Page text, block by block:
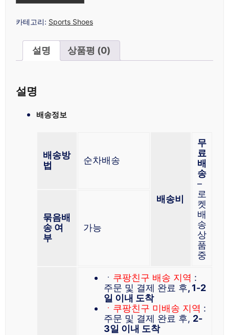
카테고리: Sports Shoes
설명 상품평 (0)
설명
배송정보
배송방
법
순차배송
배송비
무
료
배
송
–
로
켓
배
송
상
품
중
묶음배
송 여
부
가능
ㆍ 쿠팡친구 배송 지역 :
주문 및 결제 완료 후, 1-2
일 이내 도착
ㆍ쿠팡친구 미배송 지역 :
주문 및 결제 완료 후, 2-
3일 이내 도착